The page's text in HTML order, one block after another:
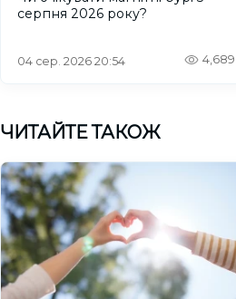
серпня 2026 року?
04 сер. 2026 20:54 4,689
ЧИТАЙТЕ ТАКОЖ